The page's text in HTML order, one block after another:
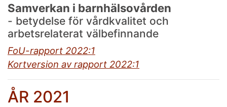
Samverkan i barnhälsovården
- betydelse för vårdkvalitet och
arbetsrelaterat välbefinnande
FoU-rapport 2022:1
Kortversion av rapport 2022:1
ÅR 2021